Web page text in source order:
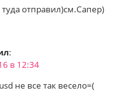
отправил)см.Сапер)
:
в 12:34
не все так весело=(